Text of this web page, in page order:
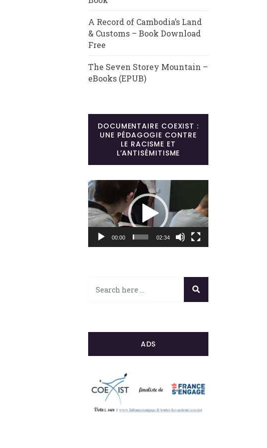
A Record of Cambodia’s Land
& Customs – Book Download
Free
The Seven Storey Mountain –
eBooks (EPUB)
DOCUMENTAIRE COEXIST :
UNE PÉDAGOGIE CONTRE
LE RACISME ET
L’ANTISÉMITISME
Lecteur
vidéo
00:00 02:34
ADS